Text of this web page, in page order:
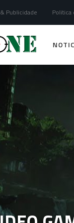
Publicidade Politica